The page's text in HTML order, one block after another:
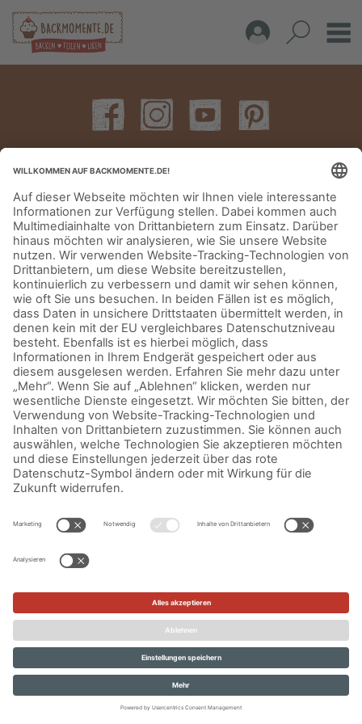
IMPRESSUM DATENSCHUTZERKLÄRUNG AGB KONTAKT
© Aurora Mühlen GmbH - Trettaustraße 49 – D-21107 Hamburg